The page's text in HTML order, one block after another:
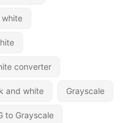
converter
and white Grayscale
to Grayscale